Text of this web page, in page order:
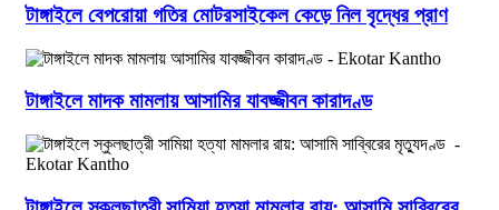
টাঙ্গাইলে বেপরোয়া গতির মোটরসাইকেল কেড়ে নিল বৃদ্ধের প্রাণ
টাঙ্গাইলে মাদক মামলায় আসামির যাবজ্জীবন কারাদণ্ড